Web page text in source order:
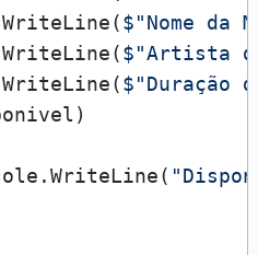
$"Nome da
$"Artista
$"Duração